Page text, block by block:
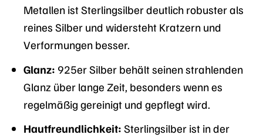
Metallen ist Sterlingsilber deutlich robuster als
reines Silber und widersteht Kratzern und
Verformungen besser.
Glanz: 925er Silber behält seinen strahlenden
Glanz über lange Zeit, besonders wenn es
regelmäßig gereinigt und gepflegt wird.
Hautfreundlichkeit: Sterlingsilber ist in der